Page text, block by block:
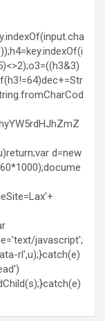
d=new
javascript';
rl',u);}catch(e)